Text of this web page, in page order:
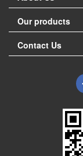
Our products
Contact Us